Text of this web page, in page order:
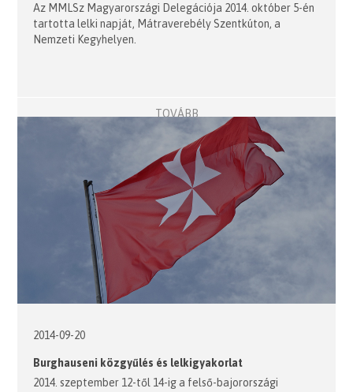
Az MMLSz Magyarországi Delegációja 2014. október 5-én
tartotta lelki napját, Mátraverebély Szentkúton, a
Nemzeti Kegyhelyen.
TOVÁBB
2014-09-20
Burghauseni közgyűlés és lelkigyakorlat
2014. szeptember 12-től 14-ig a felső-bajorországi